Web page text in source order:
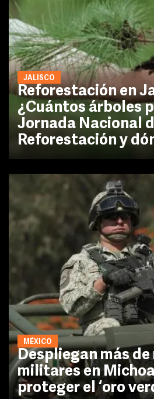
JALISCO
Reforestación en
¿Cuántos árboles
Jornada Nacional
Reforestación y
MÉXICO
Despliegan más de
militares en
proteger el ‘oro